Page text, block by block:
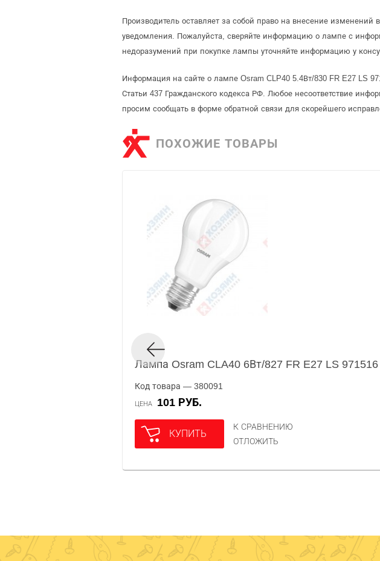
Производитель оставляет за собой право на внесение
уведомления. Пожалуйста, сверяйте информацию о лампе с
недоразумений при покупке лампы уточняйте информацию у
Информация на сайте о лампе Osram CLP40 5.4Вт/830 FR E27 LS
Статьи 437 Гражданского кодекса РФ. Любое несоответствие
просим сообщать в форме обратной связи для скорейшего
ПОХОЖИЕ ТОВАРЫ
Лампа Osram CLA40 6Вт/827 FR E27 LS 971516
Код товара — 380091
ЦЕНА 101 РУБ.
КУПИТЬ
К СРАВНЕНИЮ
ОТЛОЖИТЬ